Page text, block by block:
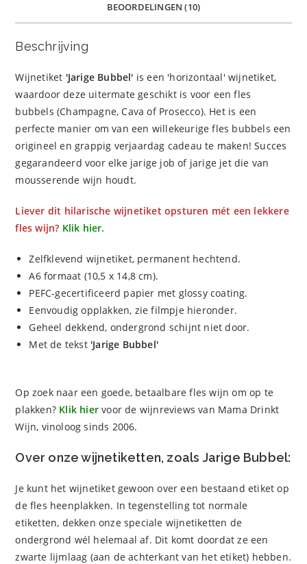
BEOORDELINGEN (10)
Beschrijving
Wijnetiket 'Jarige Bubbel' is een 'horizontaal' wijnetiket,
waardoor deze uitermate geschikt is voor een fles
bubbels (Champagne, Cava of Prosecco). Het is een
perfecte manier om van een willekeurige fles bubbels een
origineel en grappig verjaardag cadeau te maken! Succes
gegarandeerd voor elke jarige job of jarige jet die van
mousserende wijn houdt.
Liever dit hilarische wijnetiket opsturen mét een lekkere
fles wijn? Klik hier.
Zelfklevend wijnetiket, permanent hechtend.
A6 formaat (10,5 x 14,8 cm).
PEFC-gecertificeerd papier met glossy coating.
Eenvoudig opplakken, zie filmpje hieronder.
Geheel dekkend, ondergrond schijnt niet door.
Met de tekst 'Jarige Bubbel'
Op zoek naar een goede, betaalbare fles wijn om op te
plakken? Klik hier voor de wijnreviews van Mama Drinkt
Wijn, vinoloog sinds 2006.
Over onze wijnetiketten, zoals Jarige Bubbel:
Je kunt het wijnetiket gewoon over een bestaand etiket op
de fles heenplakken. In tegenstelling tot normale
etiketten, dekken onze speciale wijnetiketten de
ondergrond wél helemaal af. Dit komt doordat ze een
zwarte lijmlaag (aan de achterkant van het etiket) hebben.